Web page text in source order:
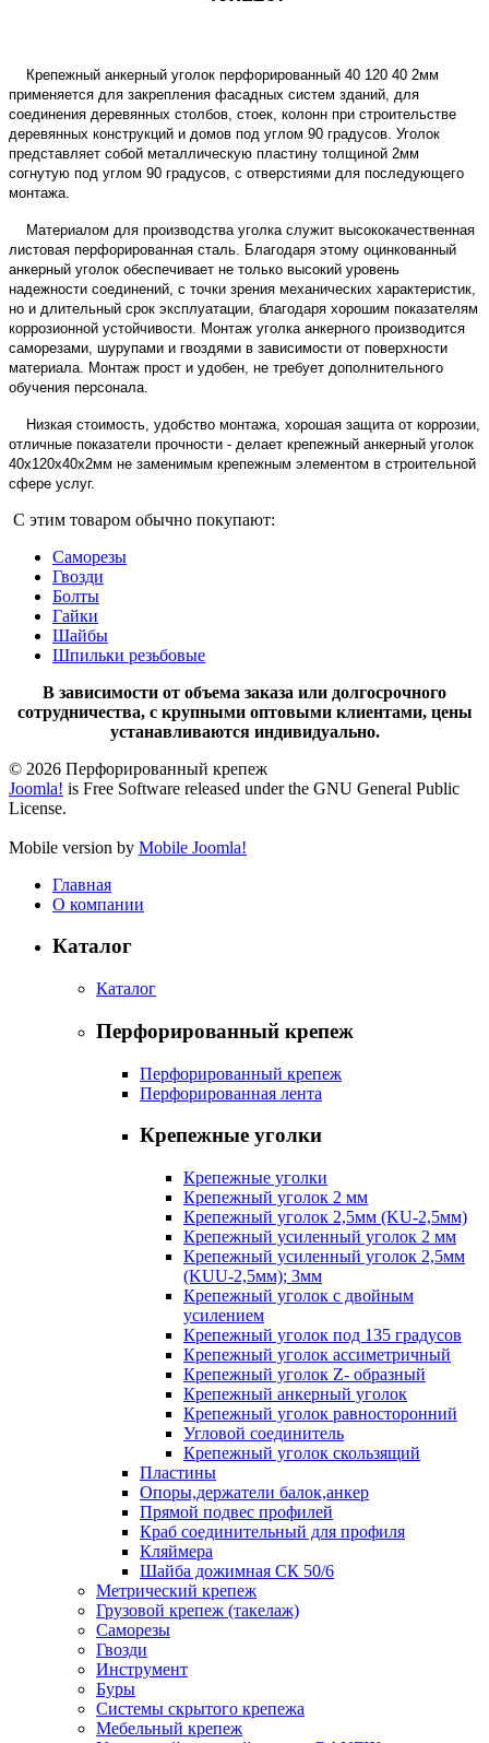
Крепежный анкерный уголок перфорированный 40 120 40 2мм
применяется для закрепления фасадных систем зданий, для
соединения деревянных столбов, стоек, колонн при строительстве
деревянных конструкций и домов под углом 90 градусов. Уголок
представляет собой металлическую пластину толщиной 2мм
согнутую под углом 90 градусов, с отверстиями для последующего
монтажа.
Материалом для производства уголка служит высококачественная
листовая перфорированная сталь. Благодаря этому оцинкованный
анкерный уголок обеспечивает не только высокий уровень
надежности соединений, с точки зрения механических характеристик,
но и длительный срок эксплуатации, благодаря хорошим показателям
коррозионной устойчивости. Монтаж уголка анкерного производится
саморезами, шурупами и гвоздями в зависимости от поверхности
материала. Монтаж прост и удобен, не требует дополнительного
обучения персонала.
Низкая стоимость, удобство монтажа, хорошая защита от коррозии,
отличные показатели прочности - делает крепежный анкерный уголок
40х120х40х2мм не заменимым крепежным элементом в строительной
сфере услуг.
С этим товаром обычно покупают:
Саморезы
Гвозди
Болты
Гайки
Шайбы
Шпильки резьбовые
В зависимости от объема заказа или долгосрочного
сотрудничества, с крупными оптовыми клиентами, цены
устанавливаются индивидуально.
© 2026 Перфорированный крепеж
Joomla! is Free Software released under the GNU General Public
License.
Mobile version by Mobile Joomla!
Главная
О компании
Каталог
Каталог
Перфорированный крепеж
Перфорированный крепеж
Перфорированная лента
Крепежные уголки
Крепежные уголки
Крепежный уголок 2 мм
Крепежный уголок 2,5мм (KU-2,5мм)
Крепежный усиленный уголок 2 мм
Крепежный усиленный уголок 2,5мм
(KUU-2,5мм); 3мм
Крепежный уголок с двойным
усилением
Крепежный уголок под 135 градусов
Крепежный уголок ассиметричный
Крепежный уголок Z- образный
Крепежный анкерный уголок
Крепежный уголок равносторонний
Угловой соединитель
Крепежный уголок скользящий
Пластины
Опоры,держатели балок,анкер
Прямой подвес профилей
Краб соединительный для профиля
Кляймера
Шайба дожимная СК 50/6
Метрический крепеж
Грузовой крепеж (такелаж)
Саморезы
Гвозди
Инструмент
Буры
Системы скрытого крепежа
Мебельный крепеж